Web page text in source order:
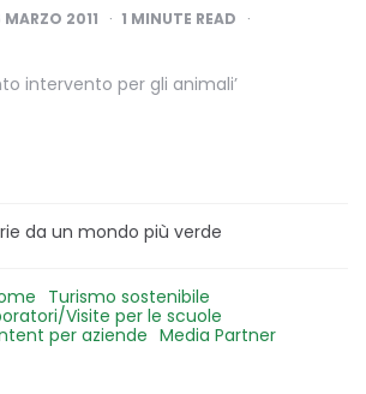
MARZO 2011 1 MINUTE READ
intervento per gli animali’
da un mondo più verde
Turismo sostenibile
Visite per le scuole
per aziende Media Partner